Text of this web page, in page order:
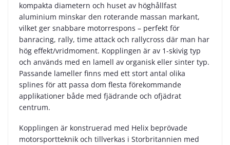
kompakta diametern och huset av höghållfast
aluminium minskar den roterande massan markant,
vilket ger snabbare motorrespons – perfekt för
banracing, rally, time attack och rallycross där man har
hög effekt/vridmoment. Kopplingen är av 1-skivig typ
och används med en lamell av organisk eller sinter typ.
Passande lameller finns med ett stort antal olika
splines för att passa dom flesta förekommande
applikationer både med fjädrande och ofjädrat
centrum.
Kopplingen är konstruerad med Helix beprövade
motorsportteknik och tillverkas i Storbritannien med